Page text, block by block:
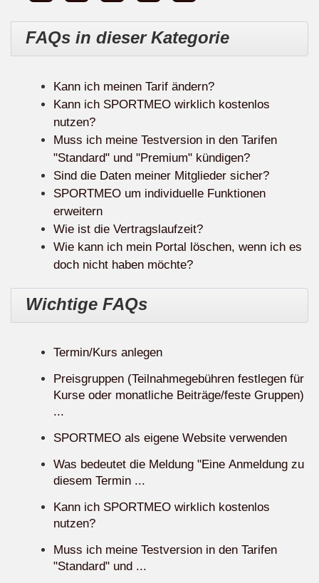
FAQs in dieser Kategorie
Kann ich meinen Tarif ändern?
Kann ich SPORTMEO wirklich kostenlos
nutzen?
Muss ich meine Testversion in den Tarifen
"Standard" und "Premium" kündigen?
Sind die Daten meiner Mitglieder sicher?
SPORTMEO um individuelle Funktionen
erweitern
Wie ist die Vertragslaufzeit?
Wie kann ich mein Portal löschen, wenn ich es
doch nicht haben möchte?
Wichtige FAQs
Termin/Kurs anlegen
Preisgruppen (Teilnahmegebühren festlegen für
Kurse oder monatliche Beiträge/feste Gruppen)
...
SPORTMEO als eigene Website verwenden
Was bedeutet die Meldung "Eine Anmeldung zu
diesem Termin ...
Kann ich SPORTMEO wirklich kostenlos
nutzen?
Muss ich meine Testversion in den Tarifen
"Standard" und ...